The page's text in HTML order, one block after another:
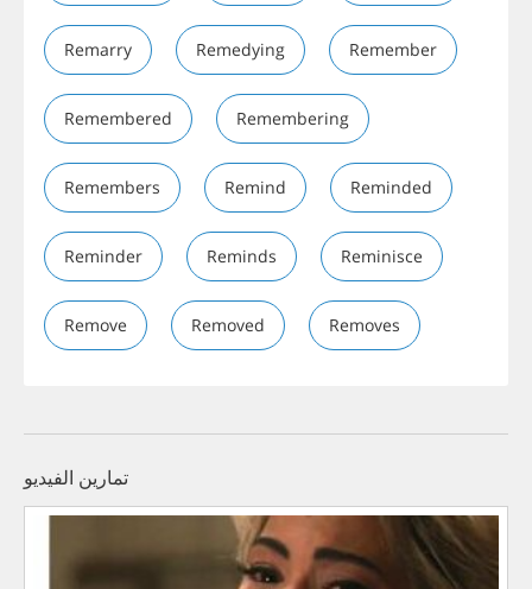
Remarry Remedying Remember
Remembered Remembering
Remembers Remind Reminded
Reminder Reminds Reminisce
Remove Removed Removes
تمارين الفيديو